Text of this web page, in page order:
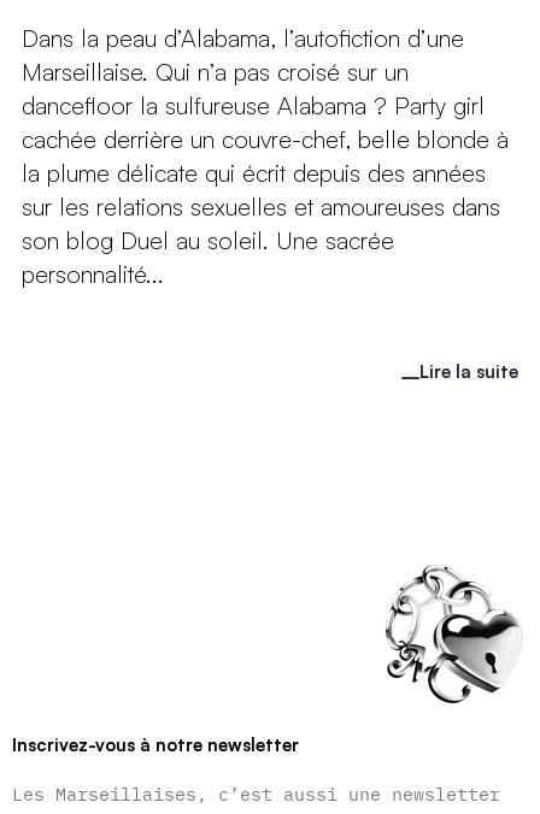
Dans la peau d’Alabama, l’autofiction d’une
Marseillaise. Qui n’a pas croisé sur un
dancefloor la sulfureuse Alabama ? Party girl
cachée derrière un couvre-chef, belle blonde à
la plume délicate qui écrit depuis des années
sur les relations sexuelles et amoureuses dans
son blog Duel au soleil. Une sacrée
personnalité...
Lire la suite
Inscrivez-vous à notre newsletter
Les Marseillaises, c’est aussi une newsletter